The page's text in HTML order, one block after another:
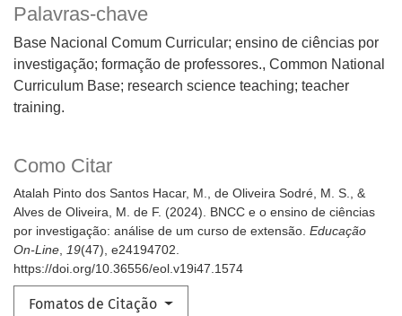
Palavras-chave
Base Nacional Comum Curricular; ensino de ciências por
investigação; formação de professores. Common National
Curriculum Base; research science teaching; teacher
training.
Como Citar
Atalah Pinto dos Santos Hacar, M., de Oliveira Sodré, M. S., &
Alves de Oliveira, M. de F. (2024). BNCC e o ensino de ciências
por investigação: análise de um curso de extensão. Educação
On-Line, 19(47), e24194702.
https://doi.org/10.36556/eol.v19i47.1574
Fomatos de Citação